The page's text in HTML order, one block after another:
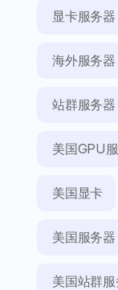
显卡服务器
海外服务器
站群服务器
美国GPU
美国显卡
美国服务器
美国站群